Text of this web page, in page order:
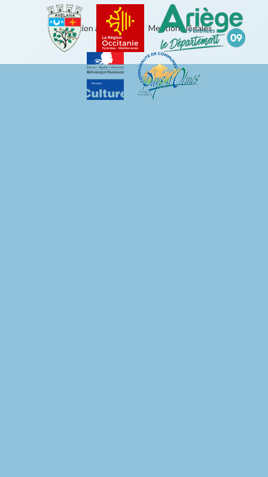
Éducation artistique Mentions légales